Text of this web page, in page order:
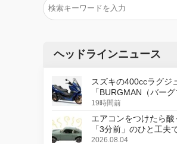
ヘッドラインニュース
スズキの400ccラグジ
「BURGMAN（バー
更し、8月18日に発売
19時間前
エアコンをつけたら
「3分前」のひと工夫
2026.08.04